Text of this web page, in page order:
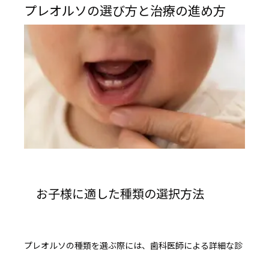
プレオルソの選び方と治療の進め方
お子様に適した種類の選択方法
プレオルソの種類を選ぶ際には、 歯科医師による詳細な診